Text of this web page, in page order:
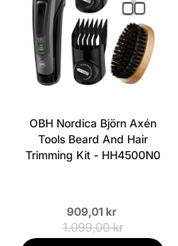
OBH Nordica Björn Axén
Tools Beard And Hair
Trimming Kit - HH4500N0
909,01 kr
1.099,00 kr